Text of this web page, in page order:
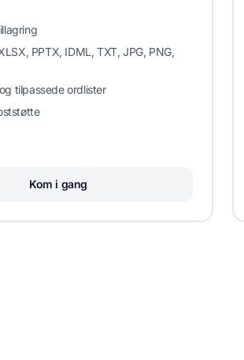
PPTX, IDML, TXT, JPG, PNG,
tilpassede ordlister
Kom i gang